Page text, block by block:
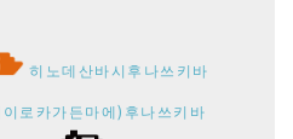
히노데산바시후나쓰키바
로카가든마에)후나쓰키바